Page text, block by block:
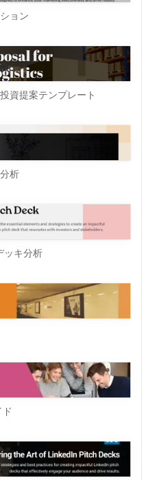
ョン
資提案テンプレート
析
ッキ分析